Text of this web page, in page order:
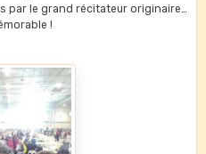
par le grand récitateur originaire
!